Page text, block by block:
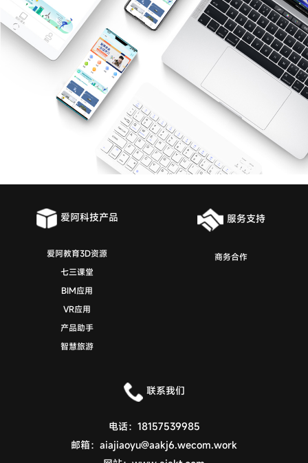
爱阿科技产品
爱阿教育3D资源
七三课堂
BIM应用
VR应用
产品助手
智慧旅游
服务支持
商务合作
联系我们
电话： 18157539985
邮箱： aiajiaoyu@aakj6.wecom.work